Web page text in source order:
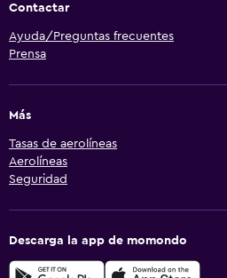
Contactar
Ayuda/Preguntas frecuentes
Prensa
Más
Tasas de aerolíneas
Aerolíneas
Seguridad
Descarga la app de momondo